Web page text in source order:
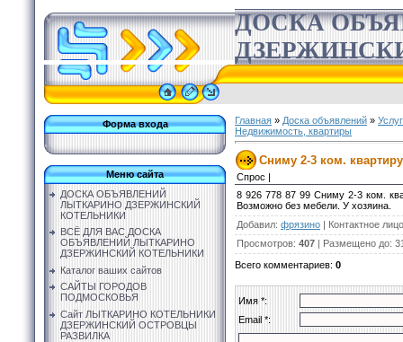
ДОСКА
Форма входа
Меню сайта
ДОСКА ОБЪЯВЛЕНИЙ
ЛЫТКАРИНО ДЗЕРЖИНСКИЙ
КОТЕЛЬНИКИ
ВСЁ ДЛЯ ВАС ДОСКА
ОБЪЯВЛЕНИЙ ЛЫТКАРИНО
ДЗЕРЖИНСКИЙ КОТЕЛЬНИКИ
Каталог ваших сайтов
САЙТЫ ГОРОДОВ
ПОДМОСКОВЬЯ
Сайт ЛЫТКАРИНО КОТЕЛЬНИКИ
ДЗЕРЖИНСКИЙ ОСТРОВЦЫ
РАЗВИЛКА
Главная » Доска объявлений »
Недвижимость, квартиры
Сниму 2-3 ком.
Спрос |
8 926 778 87 99 Сниму 2-3 ком.
Возможно без мебели. У хозяина.
Добавил: фрязино | Контактное лицо
Просмотров: 407 | Размещено до:
Всего комментариев: 0
Имя *:
Email *: